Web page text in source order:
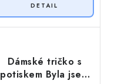
Dámské tričko s
potiskem Byla jsem